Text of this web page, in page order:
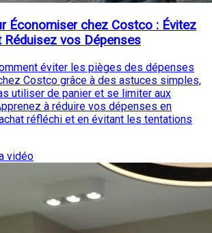
Économiser chez Costco : Évitez
Réduisez vos Dépenses
éviter les pièges des dépenses
Costco grâce à des astuces simples,
utiliser de panier et se limiter aux
à réduire vos dépenses en
réfléchi et en évitant les tentations
vidéo